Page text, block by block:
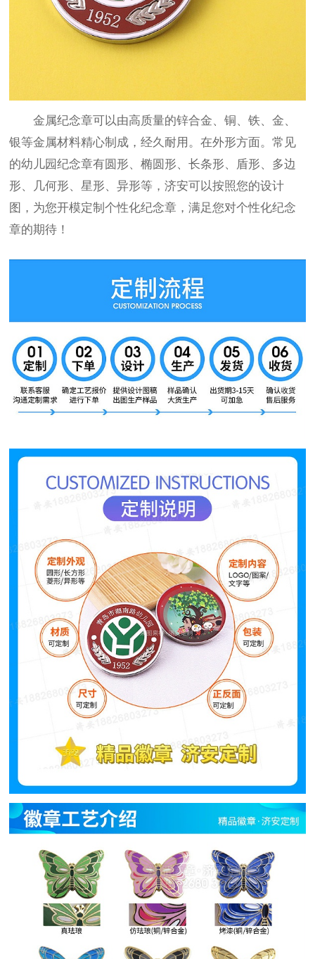
金属纪念章可以由高质量的锌合金、铜、铁、金、
银等金属材料精心制成，经久耐用。在外形方面。常见
的幼儿园纪念章有圆形、椭圆形、长条形、盾形、多边
形、几何形、星形、异形等，济安可以按照您的设计
图，为您开模定制个性化纪念章，满足您对个性化纪念
章的期待！